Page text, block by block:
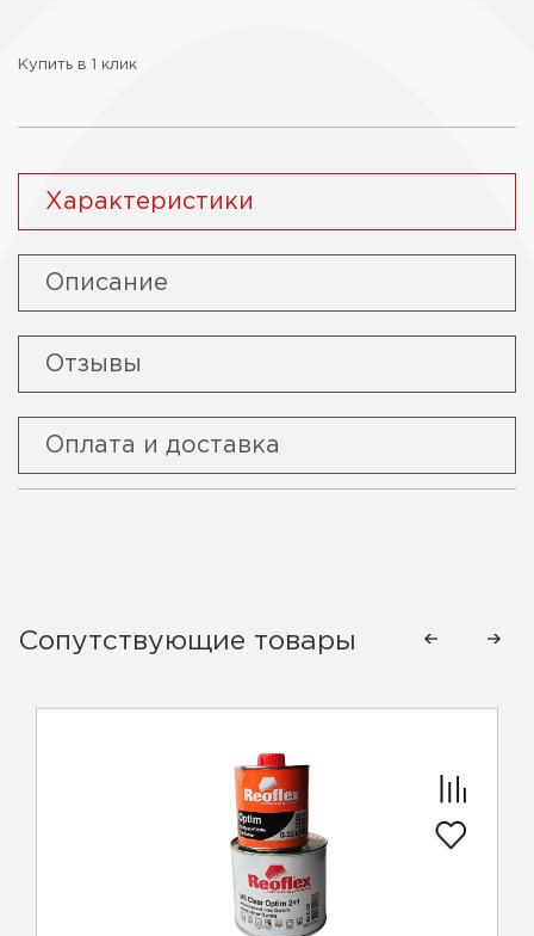
Купить в 1 клик
Характеристики
Описание
Отзывы
Оплата и доставка
Сопутствующие товары